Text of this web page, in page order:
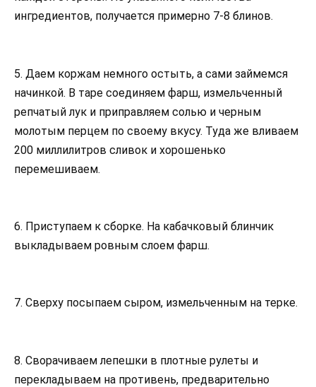
ингредиентов, получается примерно 7-8 блинов.
5. Даем коржам немного остыть, а сами займемся
начинкой. В таре соединяем фарш, измельченный
репчатый лук и приправляем солью и черным
молотым перцем по своему вкусу. Туда же вливаем
200 миллилитров сливок и хорошенько
перемешиваем.
6. Приступаем к сборке. На кабачковый блинчик
выкладываем ровным слоем фарш.
7. Сверху посыпаем сыром, измельченным на терке.
8. Сворачиваем лепешки в плотные рулеты и
перекладываем на противень, предварительно